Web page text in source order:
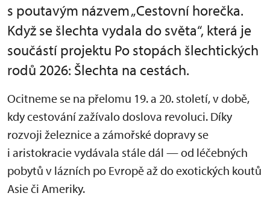
s poutavým názvem „Cestovní horečka.
Když se šlechta vydala do světa“, která je
součástí projektu Po stopách šlechtických
rodů 2026: Šlechta na cestách.
Ocitneme se na přelomu 19. a 20. století, v době,
kdy cestování zažívalo doslova revoluci. Díky
rozvoji železnice a zámořské dopravy se
i aristokracie vydávala stále dál — od léčebných
pobytů v lázních po Evropě až do exotických koutů
Asie či Ameriky.